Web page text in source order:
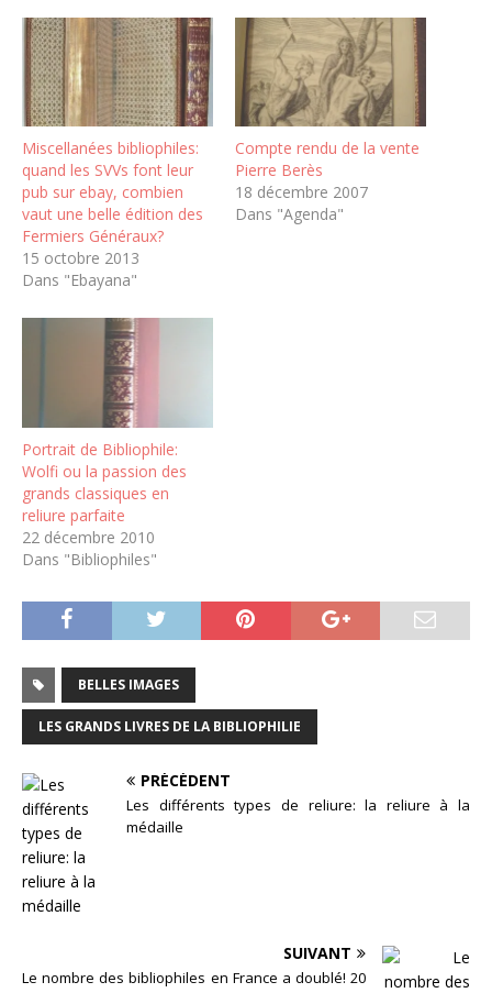
Miscellanées bibliophiles:
quand les SVVs font leur
pub sur ebay, combien
vaut une belle édition des
Fermiers Généraux?
15 octobre 2013
Dans "Ebayana"
Compte rendu de la vente
Pierre Berès
18 décembre 2007
Dans "Agenda"
Portrait de Bibliophile:
Wolfi ou la passion des
grands classiques en
reliure parfaite
22 décembre 2010
Dans "Bibliophiles"
BELLES IMAGES
LES GRANDS LIVRES DE LA BIBLIOPHILIE
PRÉCÉDENT
Les différents types de reliure: la reliure à la
médaille
SUIVANT
Le nombre des bibliophiles en France a doublé! 20